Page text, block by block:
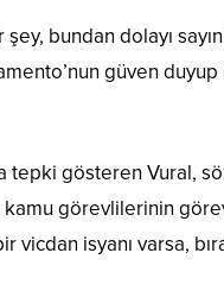
bundan dolayı
güven
tepki gösteren Vural,
görevlilerinin
isyanı varsa,